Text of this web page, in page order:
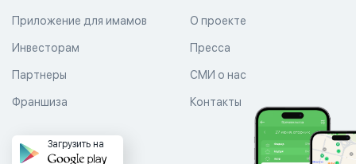
Приложение для имамов О проекте
Пресса
СМИ о нас
Контакты
Инвесторам
Партнеры
Франшиза
Загрузить на